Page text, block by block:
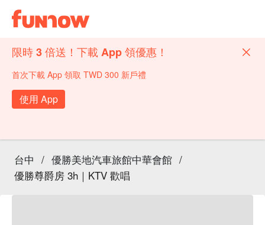
限時 3 倍送！下載 App 領優惠！
首次下載 App 領取 TWD 300 新戶禮
使用 App
台中 / 優勝美地汽車旅館中華會館 /
優勝尊爵房 3h｜KTV 歡唱